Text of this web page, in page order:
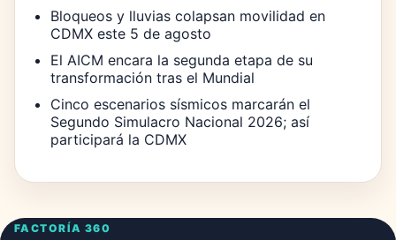
Bloqueos y lluvias colapsan movilidad en
CDMX este 5 de agosto
El AICM encara la segunda etapa de su
transformación tras el Mundial
Cinco escenarios sísmicos marcarán el
Segundo Simulacro Nacional 2026; así
participará la CDMX
FACTORÍA 360